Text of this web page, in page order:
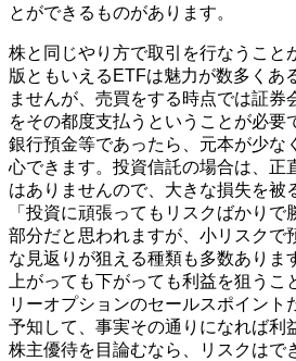
とができるものがあります。
株と同じやり方で取引を行なうこと
版ともいえるETFは魅力が数多くあ
ませんが、売買をする時点では証券
をその都度支払うということが必要
銀行預金等であったら、元本が少な
心できます。投資信託の場合は、正
はありませんので、大きな損失を被
「投資に頑張ってもリスクばかり
部分だと思われますが、小リスクで
な見返りが狙える種類も多数ありま
上がっても下がっても利益を狙う
リーオプションのセールスポイント
予知して、事実その通りになれば利
株主優待を目論むなら、リスクはで